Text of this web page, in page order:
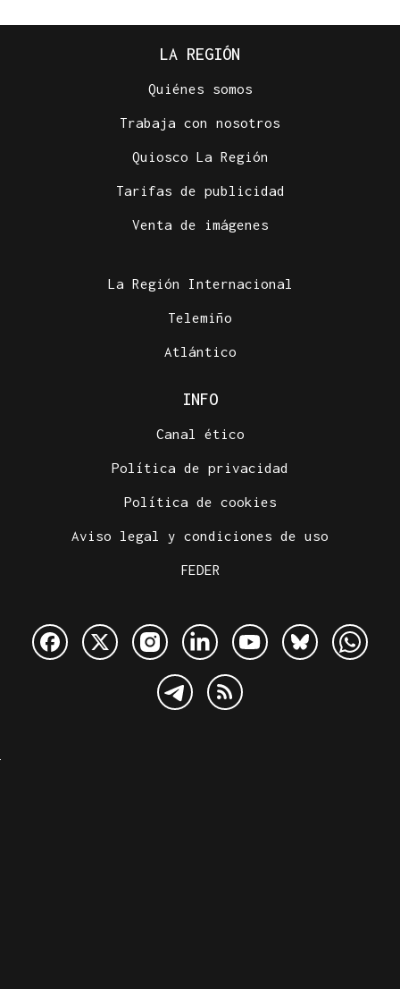
LA REGIÓN
Quiénes somos
Trabaja con nosotros
Quiosco La Región
Tarifas de publicidad
Venta de imágenes
La Región Internacional
Telemiño
Atlántico
INFO
Canal ético
Política de privacidad
Política de cookies
Aviso legal y condiciones de uso
FEDER